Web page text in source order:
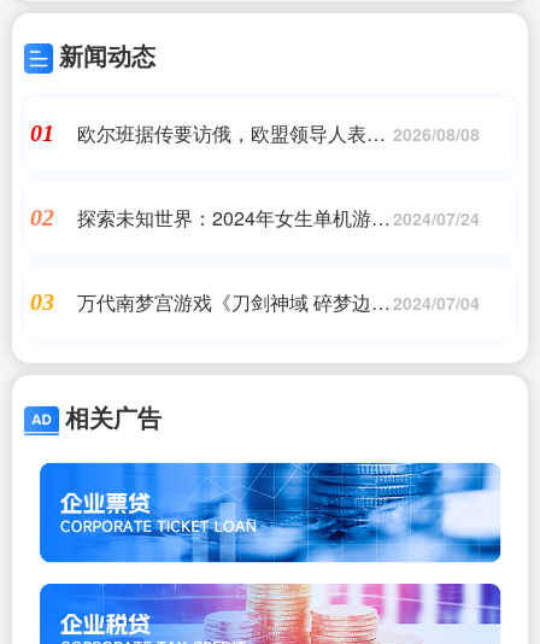
新闻动态
01
欧尔班据传要访俄，欧盟领导人表示 2026/08/08
02
探索未知世界：2024年女生单机游戏 2024/07/24
03
万代南梦宫游戏《刀剑神域 碎梦边
港币起
2024/07/04
相关广告